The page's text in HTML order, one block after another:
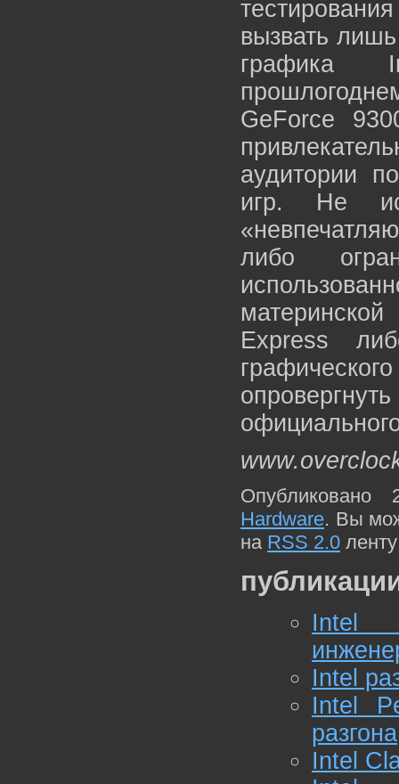
вызвать
графика
GeForce
аудитории
игр. Не
либо
Express
Hardware. Вы
на RSS 2.0
Intel
Intel
Intel
разгона
Intel